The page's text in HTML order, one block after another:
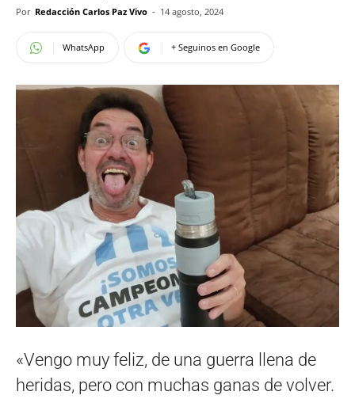
Por Redacción Carlos Paz Vivo - 14 agosto, 2024
WhatsApp + Seguinos en Google
«Vengo muy feliz, de una guerra llena de
heridas, pero con muchas ganas de volver.